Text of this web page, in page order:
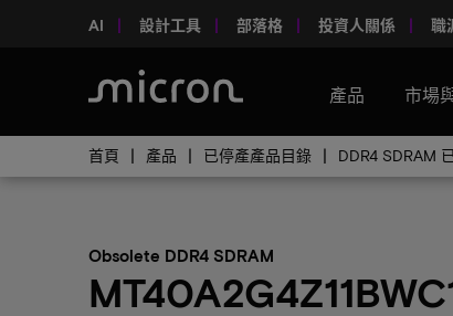
AI 設計工具 部落格 投資人關係 職
產品 市場
首頁 產品 已停產產品目錄 DDR4 SDRAM
Obsolete DDR4 SDRAM